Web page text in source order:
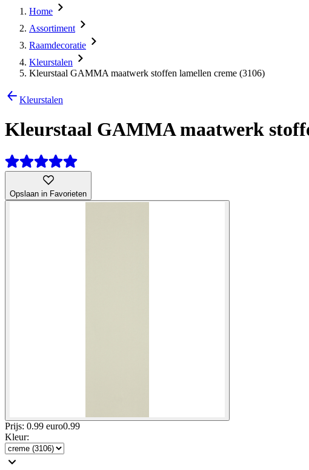
Home
Assortiment
Raamdecoratie
Kleurstalen
Kleurstaal GAMMA maatwerk stoffen lamellen creme (3106)
Kleurstalen
Kleurstaal GAMMA maatwerk
Opslaan in Favorieten
Prijs: 0.99 euro0.99
Kleur: